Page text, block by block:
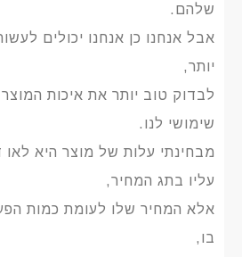
שלהם.
אבל אנחנו כן אנחנו יכולים
יותר,
לבדוק טוב יותר את איכות
שימושי לנו.
מבחינתי עלות של מוצר היא
עליו בתג המחיר,
אלא המחיר שלו לעומת כמות
בו,